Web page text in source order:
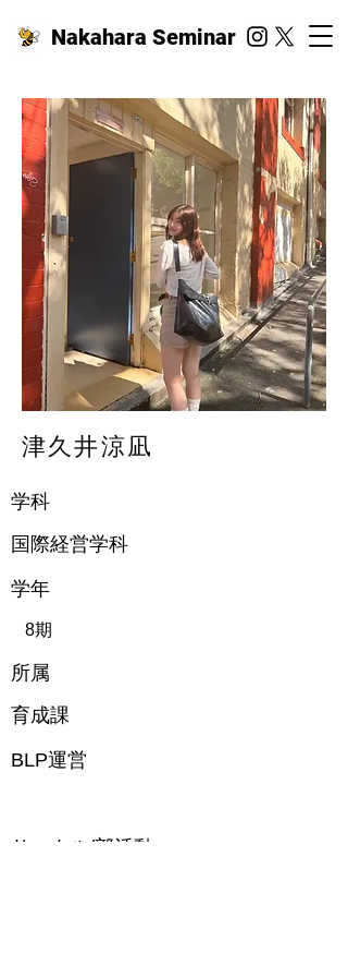
Nakahara Seminar
津久井涼凪
​学科
国際経営学科
​学年
8期
​所属
育成課
BLP運営
​サークル/部活動